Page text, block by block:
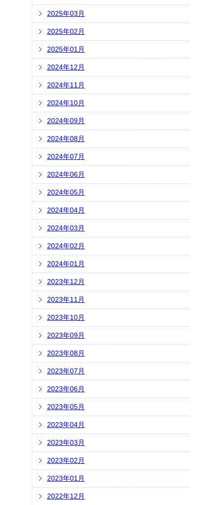
2025年03月
2025年02月
2025年01月
2024年12月
2024年11月
2024年10月
2024年09月
2024年08月
2024年07月
2024年06月
2024年05月
2024年04月
2024年03月
2024年02月
2024年01月
2023年12月
2023年11月
2023年10月
2023年09月
2023年08月
2023年07月
2023年06月
2023年05月
2023年04月
2023年03月
2023年02月
2023年01月
2022年12月